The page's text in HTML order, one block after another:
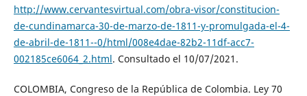
http://www.cervantesvirtual.com/obra-visor/constitucion-
de-cundinamarca-30-de-marzo-de-1811-y-promulgada-el-4-
de-abril-de-1811--0/html/008e4dae-82b2-11df-acc7-
002185ce6064_2.html. Consultado el 10/07/2021.
COLOMBIA, Congreso de la República de Colombia. Ley 70